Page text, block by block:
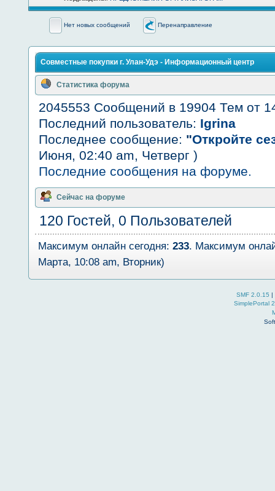
Нет новых сообщений Перенаправление
Совместные покупки г. Улан-Удэ - Информационный центр
Статистика форума
2045553 Сообщений в 19904 Тем от
Последний пользователь: Igrina
Последнее сообщение: "Откройте
Июня, 02:40 am, Четверг )
Последние сообщения на форуме.
Сейчас на форуме
120 Гостей, 0 Пользователей
Максимум онлайн сегодня:233. Максимум
Марта, 10:08 am, Вторник)
SMF 2.0.15 |
SimplePortal